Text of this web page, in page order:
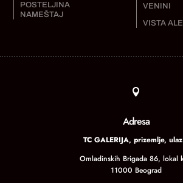
POSTELJINA
NAMEŠTAJ
VENINI
VISTA

Adresa
TC GALERIJA, prizemlje,
Omladinskih Brigada 86, lokal
11000 Beograd